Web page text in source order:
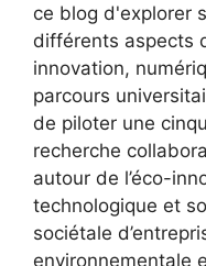
ce blog d'explorer
différents aspects
innovation,
parcours
de piloter une
recherche
autour de l’éco-
technologique et
sociétale
environnementale